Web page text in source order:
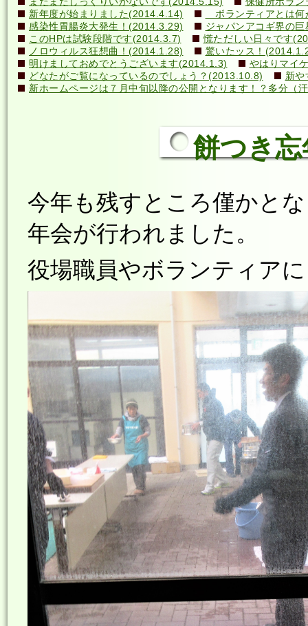
新年度が始まりました(2014.4.14)
ボランティアとは
感染性胃腸炎大発生！(2014.3.29)
ジャパンアコギ界の
このHPは試験段階です(2014.3.7)
慌ただしい日々です
ノロウィルス狂想曲！(2014.1.28)
驚いたッス！
明けましておめでとうございます(2014.1.3)
やはりマイ
どなたがご覧になっているのでしょう？(2013.10.8)
新や
新ホームページは７月中旬以降の公開となります！？多分
餅つき
今年も残すところ僅かと
年会が行われました。
役場職員やボランティア